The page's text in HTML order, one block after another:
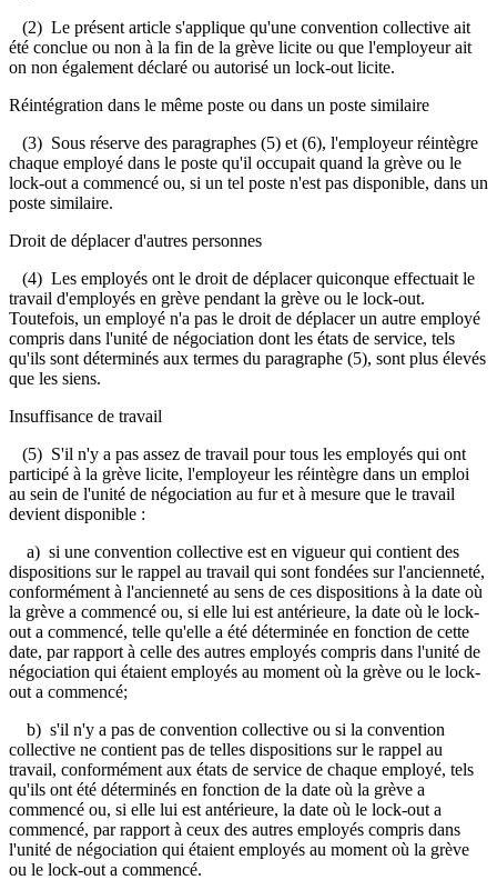
(2) Le présent article s'applique qu'une convention collective ait
été conclue ou non à la fin de la grève licite ou que l'employeur ait
on non également déclaré ou autorisé un lock-out licite.
Réintégration dans le même poste ou dans un poste similaire
(3) Sous réserve des paragraphes (5) et (6), l'employeur réintègre
chaque employé dans le poste qu'il occupait quand la grève ou le
lock-out a commencé ou, si un tel poste n'est pas disponible, dans un
poste similaire.
Droit de déplacer d'autres personnes
(4) Les employés ont le droit de déplacer quiconque effectuait le
travail d'employés en grève pendant la grève ou le lock-out.
Toutefois, un employé n'a pas le droit de déplacer un autre employé
compris dans l'unité de négociation dont les états de service, tels
qu'ils sont déterminés aux termes du paragraphe (5), sont plus élevés
que les siens.
Insuffisance de travail
(5) S'il n'y a pas assez de travail pour tous les employés qui ont
participé à la grève licite, l'employeur les réintègre dans un emploi
au sein de l'unité de négociation au fur et à mesure que le travail
devient disponible :
a) si une convention collective est en vigueur qui contient des
dispositions sur le rappel au travail qui sont fondées sur l'ancienneté,
conformément à l'ancienneté au sens de ces dispositions à la date où
la grève a commencé ou, si elle lui est antérieure, la date où le lock-
out a commencé, telle qu'elle a été déterminée en fonction de cette
date, par rapport à celle des autres employés compris dans l'unité de
négociation qui étaient employés au moment où la grève ou le lock-
out a commencé;
b) s'il n'y a pas de convention collective ou si la convention
collective ne contient pas de telles dispositions sur le rappel au
travail, conformément aux états de service de chaque employé, tels
qu'ils ont été déterminés en fonction de la date où la grève a
commencé ou, si elle lui est antérieure, la date où le lock-out a
commencé, par rapport à ceux des autres employés compris dans
l'unité de négociation qui étaient employés au moment où la grève
ou le lock-out a commencé.